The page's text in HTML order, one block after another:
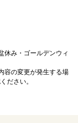
休み・ゴールデンウィ
容の変更が発生する場
ださい。